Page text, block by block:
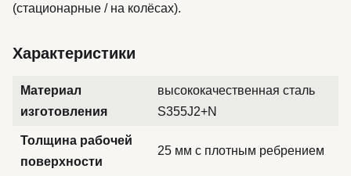
(стационарные / на колёсах).
Характеристики
Материал
изготовления
высококачественная сталь
S355J2+N
Толщина рабочей
поверхности
25 мм с плотным ребрением